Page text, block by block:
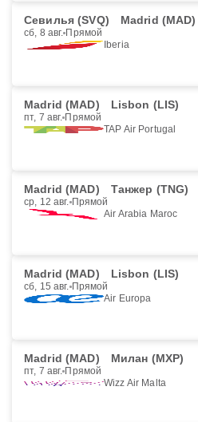
Севилья (SVQ) Madrid (MAD)
сб, 8 авг. Прямой
Iberia
Madrid (MAD) Lisbon (LIS)
пт, 7 авг. Прямой
TAP Air Portugal
Madrid (MAD) Танжер (TNG)
ср, 12 авг. Прямой
Air Arabia Maroc
Madrid (MAD) Lisbon (LIS)
сб, 15 авг. Прямой
Air Europa
Madrid (MAD) Милан (MXP)
пт, 7 авг. Прямой
Wizz Air Malta